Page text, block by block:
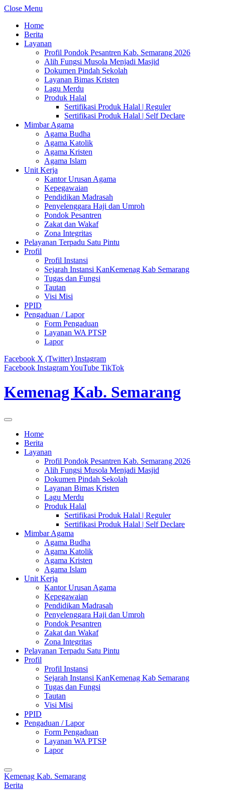
Close Menu
Home
Berita
Layanan
Profil Pondok Pesantren Kab. Semarang 2026
Alih Fungsi Musola Menjadi Masjid
Dokumen Pindah Sekolah
Layanan Bimas Kristen
Lagu Merdu
Produk Halal
Sertifikasi Produk Halal | Reguler
Sertifikasi Produk Halal | Self Declare
Mimbar Agama
Agama Budha
Agama Katolik
Agama Kristen
Agama Islam
Unit Kerja
Kantor Urusan Agama
Kepegawaian
Pendidikan Madrasah
Penyelenggara Haji dan Umroh
Pondok Pesantren
Zakat dan Wakaf
Zona Integritas
Pelayanan Terpadu Satu Pintu
Profil
Profil Instansi
Sejarah Instansi KanKemenag Kab Semarang
Tugas dan Fungsi
Tautan
Visi Misi
PPID
Pengaduan / Lapor
Form Pengaduan
Layanan WA PTSP
Lapor
Facebook X (Twitter) Instagram
Facebook InstagramYouTube TikTok
Kemenag Kab. Semarang
Home
Berita
Layanan
Profil Pondok Pesantren Kab. Semarang 2026
Alih Fungsi Musola Menjadi Masjid
Dokumen Pindah Sekolah
Layanan Bimas Kristen
Lagu Merdu
Produk Halal
Sertifikasi Produk Halal | Reguler
Sertifikasi Produk Halal | Self Declare
Mimbar Agama
Agama Budha
Agama Katolik
Agama Kristen
Agama Islam
Unit Kerja
Kantor Urusan Agama
Kepegawaian
Pendidikan Madrasah
Penyelenggara Haji dan Umroh
Pondok Pesantren
Zakat dan Wakaf
Zona Integritas
Pelayanan Terpadu Satu Pintu
Profil
Profil Instansi
Sejarah Instansi KanKemenag Kab Semarang
Tugas dan Fungsi
Tautan
Visi Misi
PPID
Pengaduan / Lapor
Form Pengaduan
Layanan WA PTSP
Lapor
Kemenag Kab. Semarang
Berita